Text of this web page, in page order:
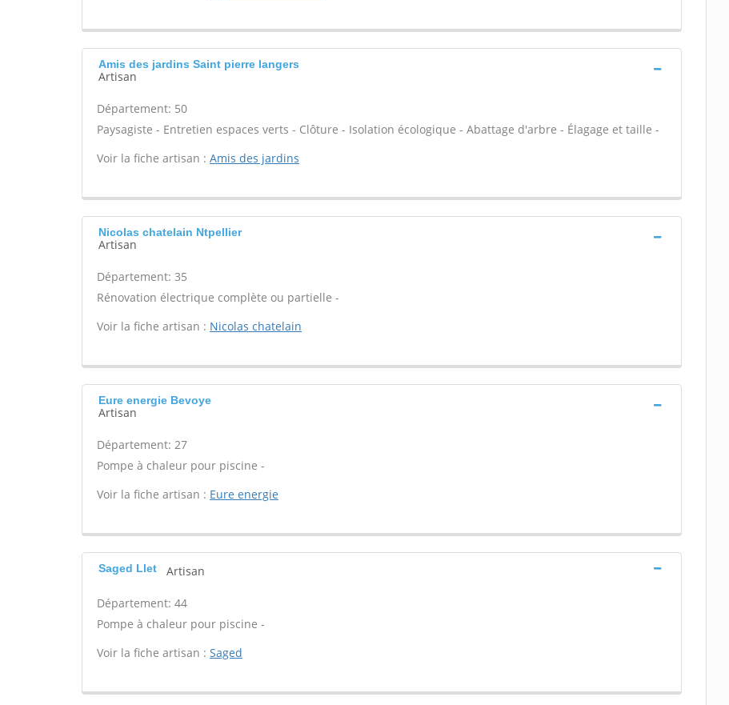
Amis des jardins Saint pierre langers
Artisan
Département: 50
Paysagiste - Entretien espaces verts - Clôture - Isolation écologique - Abattage d'arbre - Élagage et taille -
Voir la fiche artisan : Amis des jardins
Nicolas chatelain Ntpellier
Artisan
Département: 35
Rénovation électrique complète ou partielle -
Voir la fiche artisan : Nicolas chatelain
Eure energie Bevoye
Artisan
Département: 27
Pompe à chaleur pour piscine -
Voir la fiche artisan : Eure energie
Saged Llet Artisan
Département: 44
Pompe à chaleur pour piscine -
Voir la fiche artisan : Saged